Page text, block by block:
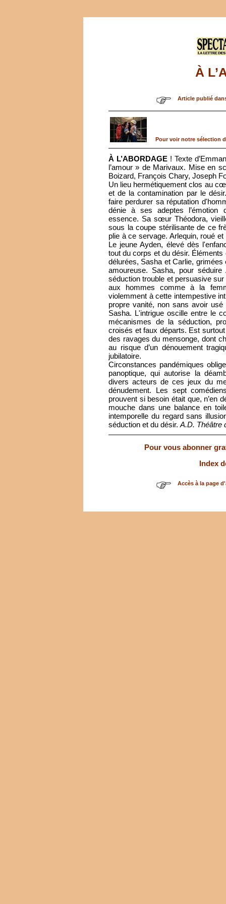
À
Article publié
Pour voir notre sélection
À L’ABORDAGE! Texte
l’amour » de Marivaux. Mise en
Boizard, François Chary, Joseph
Un lieu hermétiquement clos au
et de la contamination par le
faire perdurer sa réputation
dénie à ses adeptes l’émotion
essence. Sa sœur Théodora,
sous la coupe stérilisante de ce
plie à ce servage. Arlequin, roué
Le jeune Ayden, élevé dès
tout du corps et du désir.
délurées, Sasha et Carlie,
amoureuse. Sasha, pour
séduction trouble et persuasive
aux hommes comme à la
violemment à cette intempestive
propre vanité, non sans avoir
Sasha. L'intrigue oscille entre le
mécanismes de la séduction,
croisés et faux départs. Est
des ravages du mensonge, dont
au risque d’un dénouement
jubilatoire.
Circonstances pandémiques
panoptique, qui autorise la
divers acteurs de ces jeux du
dénudement. Les sept
prouvent si besoin était que, n’en
mouche dans une balance en
intemporelle du regard sans
séduction et du désir. A.D. Théâtre
Pour vous abonner
Index
Accès à la page